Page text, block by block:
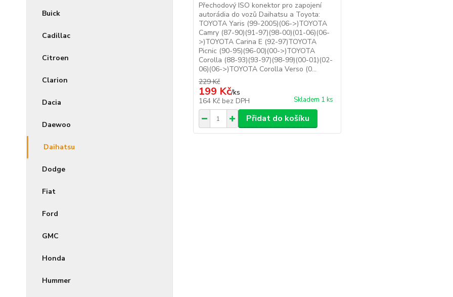
Buick
Cadillac
Citroen
Clarion
Dacia
Daewoo
Daihatsu
Dodge
Fiat
Ford
GMC
Honda
Hummer
Přechodový ISO konektor pro zapojení
autorádia do vozů Daihatsu a Toyota:
TOYOTA Yaris (99-2005)(06->)TOYOTA
Camry (87-90)(91-97)(98-00)(01-06)(06-
>)TOYOTA Carina E (92-97)TOYOTA
Picnic (90-95)(96-00)(00->)TOYOTA
Corolla (88-93)(93-97)(98-99)(00-01)(02-
06)(06->)TOYOTA Corolla Verso (0...
229 Kč
199 Kč/ks
164 Kč bez DPH Skladem 1 ks
Přidat do košíku